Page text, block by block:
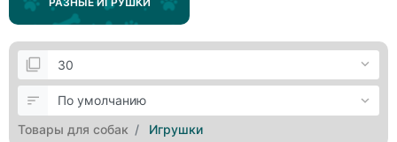
Товары для собак Игрушки